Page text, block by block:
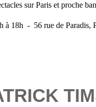
sur Paris et proche
à 18h - 56 rue de Paradis,